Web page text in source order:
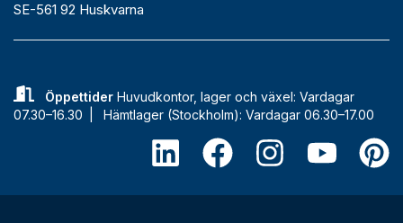
SE-561 92 Huskvarna
ÖppettiderHuvudkontor, lager och växel: Vardagar
07.30–16.30 | Hämtlager (Stockholm): Vardagar 06.30–17.00